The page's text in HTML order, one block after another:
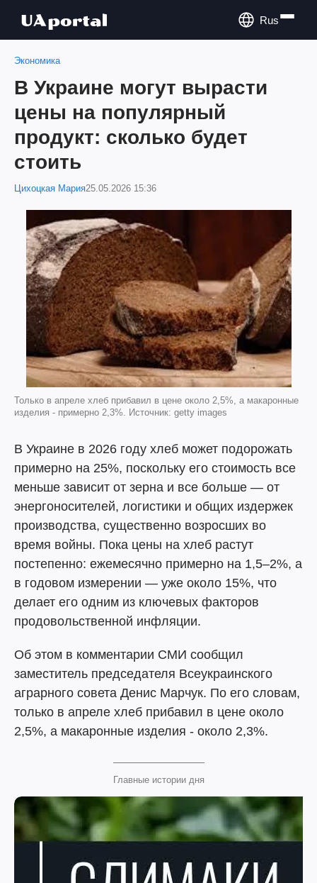
Rus
Экономика
В Украине могут вырасти
цены на популярный
продукт: сколько будет
стоить
Цихоцкая Мария25.05.2026 15:36
Только в апреле хлеб прибавил в цене около 2,5%, а макаронные
изделия - примерно 2,3%. Источник: getty images
В Украине в 2026 году хлеб может подорожать
примерно на 25%, поскольку его стоимость все
меньше зависит от зерна и все больше — от
энергоносителей, логистики и общих издержек
производства, существенно возросших во
время войны. Пока цены на хлеб растут
постепенно: ежемесячно примерно на 1,5–2%, а
в годовом измерении — уже около 15%, что
делает его одним из ключевых факторов
продовольственной инфляции.
Об этом в комментарии СМИ сообщил
заместитель председателя Всеукраинского
аграрного совета Денис Марчук. По его словам,
только в апреле хлеб прибавил в цене около
2,5%, а макаронные изделия - около 2,3%.
Главные истории дня